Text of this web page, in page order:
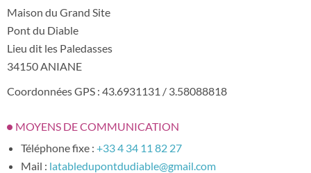
Maison du Grand Site
Pont du Diable
Lieu dit les Paledasses
34150 ANIANE
Coordonnées GPS : 43.6931131 / 3.58088818
MOYENS DE COMMUNICATION
Téléphone fixe : +33 4 34 11 82 27
Mail : latabledupontdudiable@gmail.com